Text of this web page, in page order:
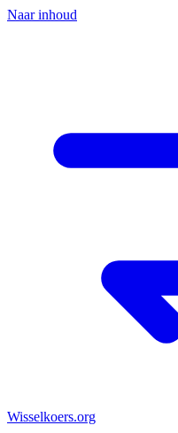
Naar inhoud
Wisselkoers.org